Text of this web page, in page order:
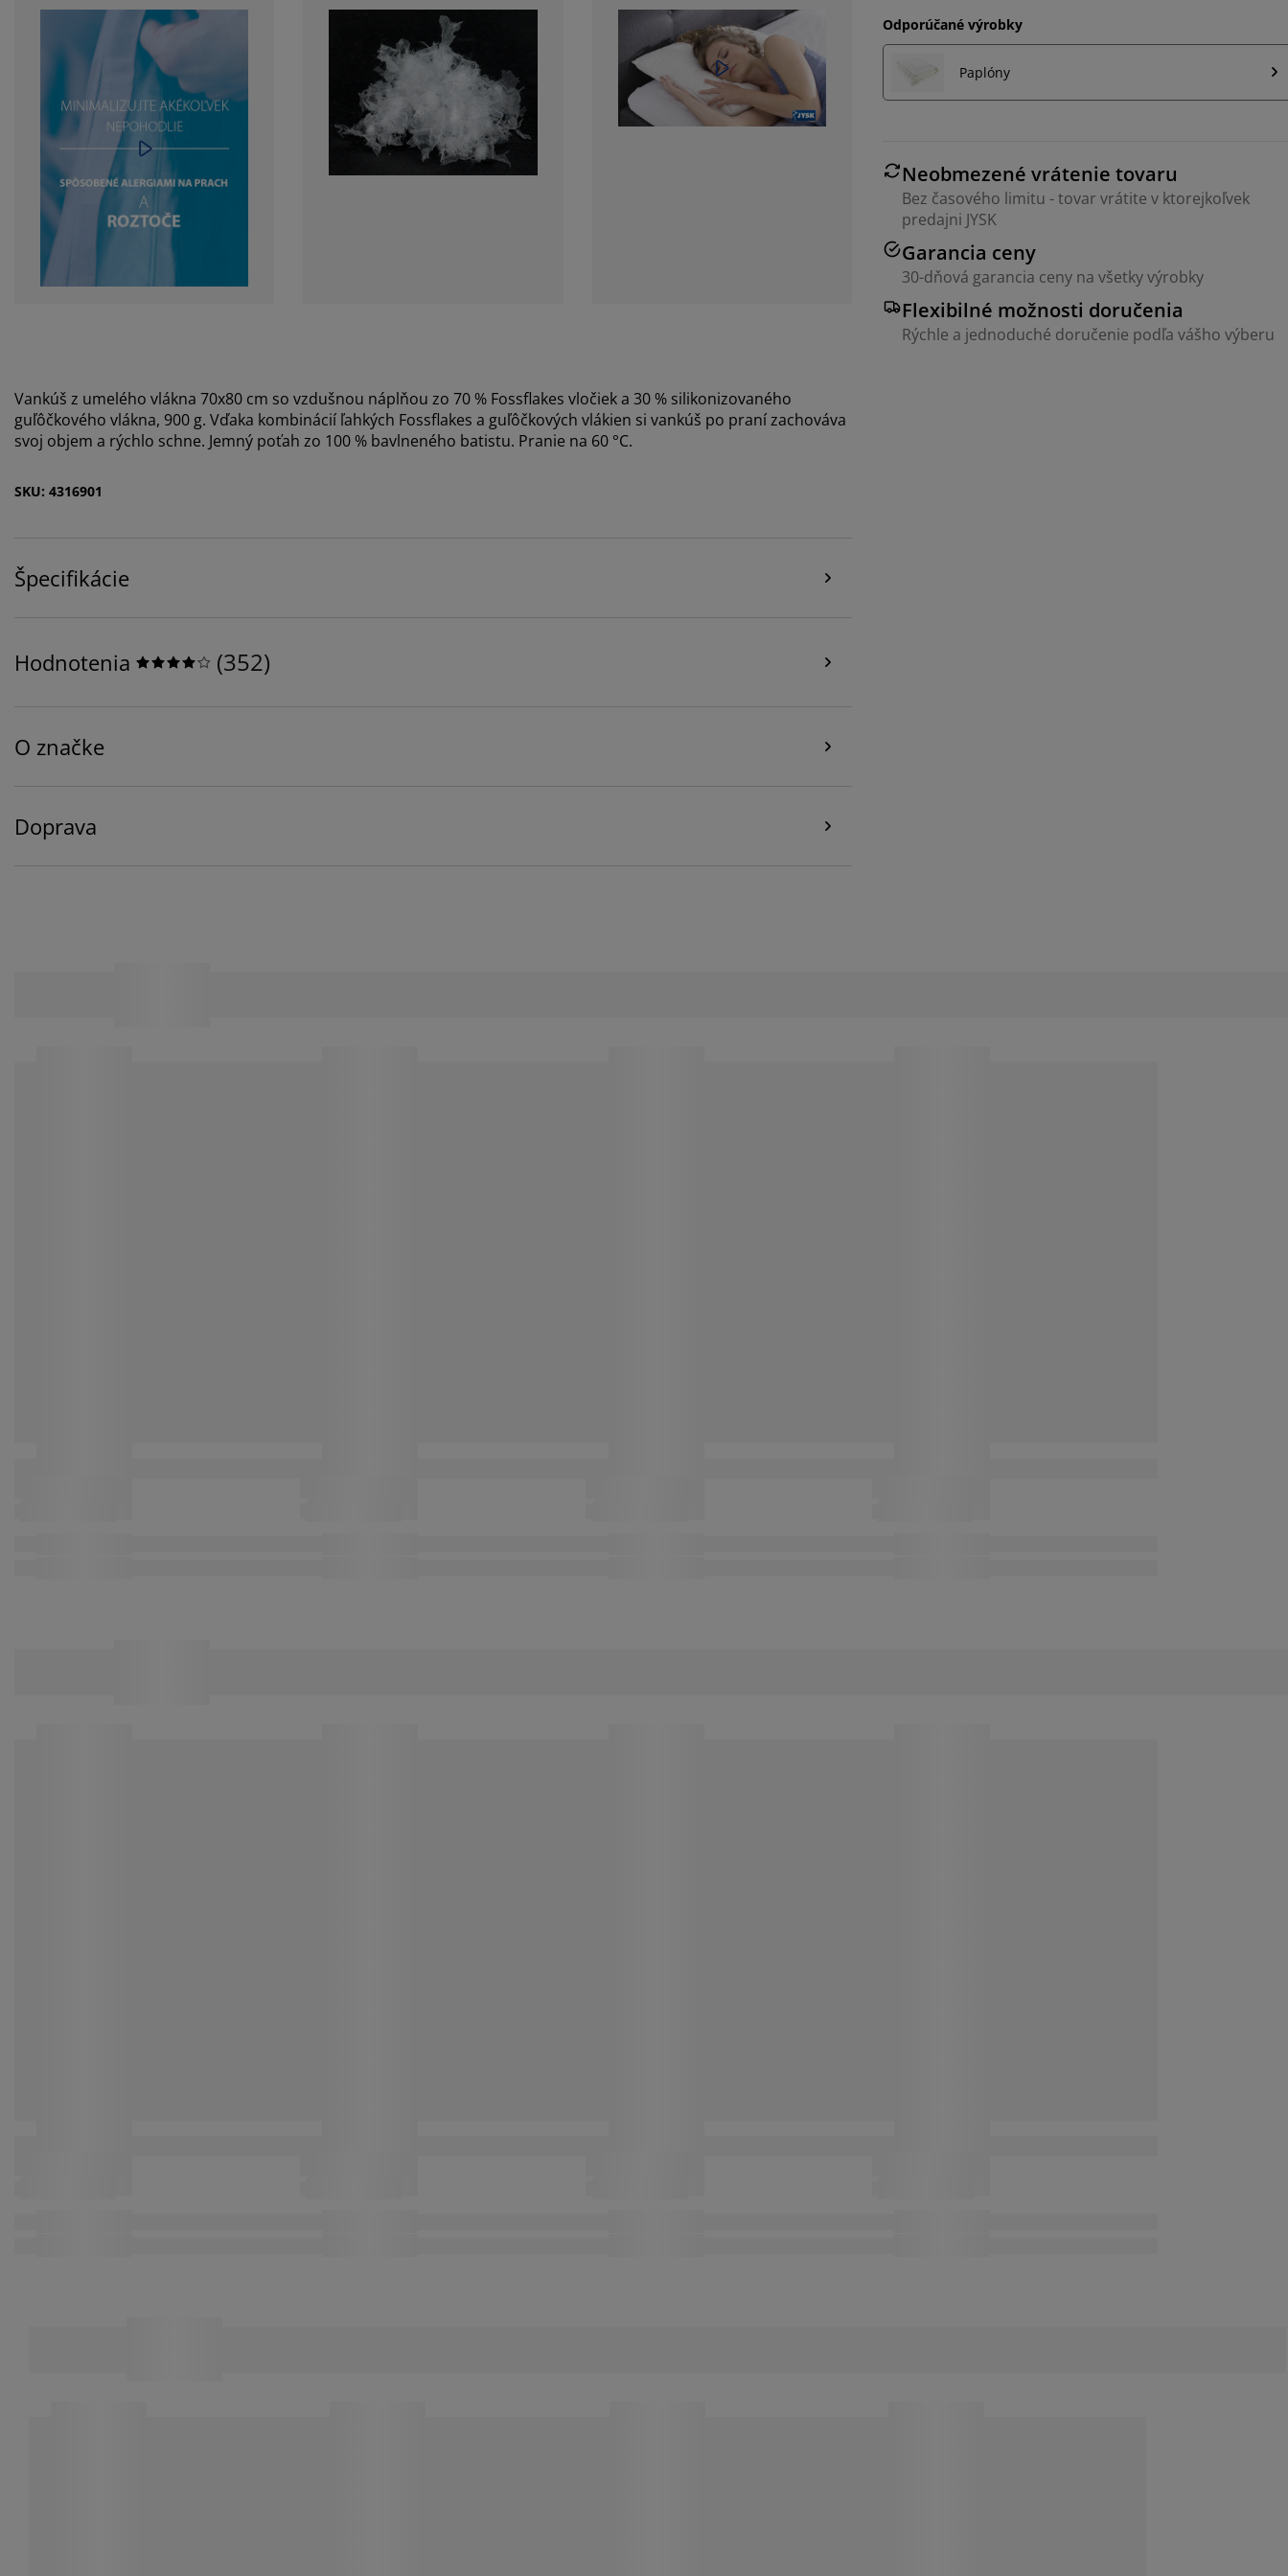
Odporúčané výrobky
Paplóny
Neobmezené vrátenie tovaru
Bez časového limitu - tovar vrátite v ktorejkoľvek
predajni JYSK
Garancia ceny
30-dňová garancia ceny na všetky výrobky
Flexibilné možnosti doručenia
Rýchle a jednoduché doručenie podľa vášho výberu
Vankúš z umelého vlákna 70x80 cm so vzdušnou náplňou zo 70 % Fossflakes vločiek a 30 % silikonizovaného
guľôčkového vlákna, 900 g. Vďaka kombinácií ľahkých Fossflakes a guľôčkových vlákien si vankúš po praní zachováva
svoj objem a rýchlo schne. Jemný poťah zo 100 % bavlneného batistu. Pranie na 60 °C.
SKU: 4316901
Špecifikácie
Hodnotenia (352)
O značke
Doprava